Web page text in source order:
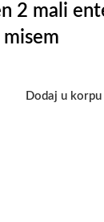
2 mali
Dodaj u korpu